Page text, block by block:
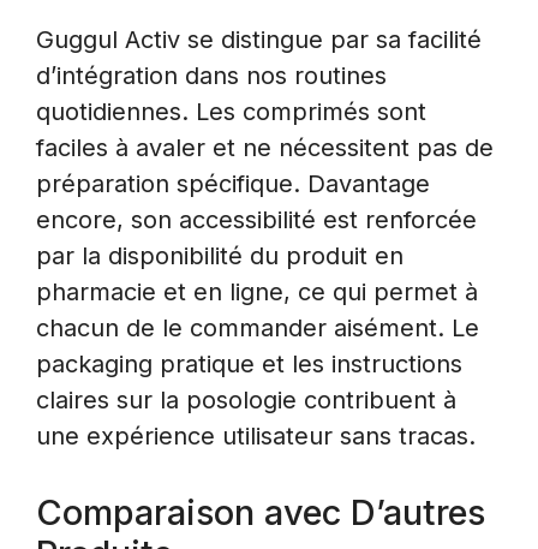
Guggul Activ se distingue par sa facilité
d’intégration dans nos routines
quotidiennes. Les comprimés sont
faciles à avaler et ne nécessitent pas de
préparation spécifique. Davantage
encore, son accessibilité est renforcée
par la disponibilité du produit en
pharmacie et en ligne, ce qui permet à
chacun de le commander aisément. Le
packaging pratique et les instructions
claires sur la posologie contribuent à
une expérience utilisateur sans tracas.
Comparaison avec D’autres